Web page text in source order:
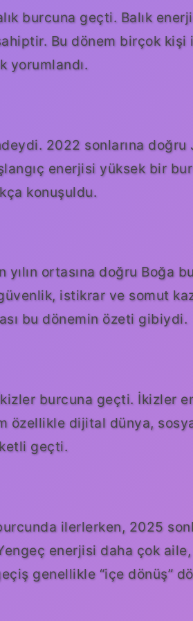
burcuna geçti. Balık
Bu dönem birçok kişi
yorumlandı.
2022 sonlarına
enerjisi yüksek bir
konuşuldu.
ortasına doğru Boğa
istikrar ve somut
bu dönemin özeti gibiydi.
burcuna geçti. İkizler
özellikle dijital dünya,
geçti.
ilerlerken, 2025
enerjisi daha çok
genellikle “içe dönüş”